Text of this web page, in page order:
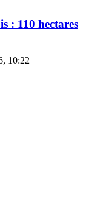
: 110 hectares
10:22